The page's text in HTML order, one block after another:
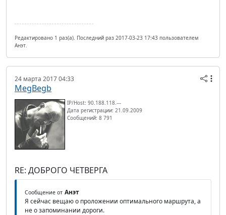
Редактировано 1 раз(а). Последний раз 2017-03-23 17:43 пользователем
Анэт.
24 марта 2017 04:33
MegBegb
IP/Host: 90.188.118.---
Дата регистрации: 21.09.2009
Сообщений: 8 791
RE: ДОБРОГО ЧЕТВЕРГА
Сообщение от Анэт
Я сейчас вещаю о проложении оптимального маршрута, а
не о запоминании дороги.